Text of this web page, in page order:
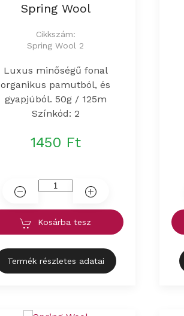
Spring Wool
Cikkszám:
Spring Wool 2
Luxus minőségű fonal
organikus pamutból, és
gyapjúból. 50g / 125m
Színkód: 2
1450 Ft
Kosárba tesz
Termék részletes adatai